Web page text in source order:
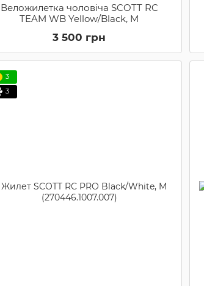
Веложилетка чоловіча SCOTT RC
TEAM WB Yellow/Black, M
3 500 грн
3
3